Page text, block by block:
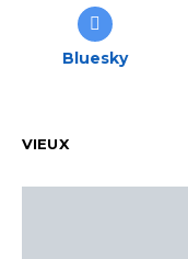
Bluesky
VIEUX